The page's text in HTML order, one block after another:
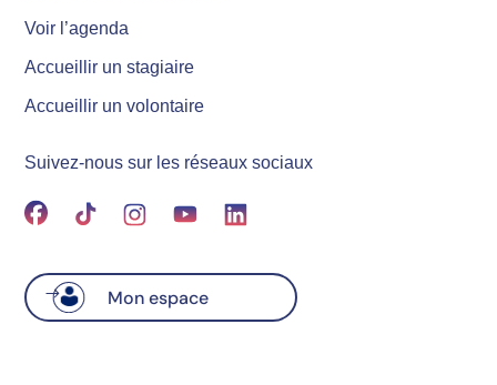
Voir l’agenda
Accueillir un stagiaire
Accueillir un volontaire
Suivez-nous sur les réseaux sociaux
Mon espace